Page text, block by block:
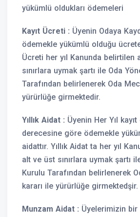
yükümlü oldukları ödemeleri
Kayıt Ücreti : Üyenin Odaya
ödemekle yükümlü olduğu
Ücreti her yıl Kanunda belirtilen
sınırlara uymak şartı ile Oda
Tarafından belirlenerek Oda
yürürlüğe girmektedir.
Yıllık Aidat : Üyenin Her Yıl
derecesine göre ödemekle
aidattır. Yıllık Aidat ta her yıl
alt ve üst sınırlara uymak şartı
Kurulu Tarafından belirlenerek
kararı ile yürürlüğe girmektedşir.
Munzam Aidat : Üyelerimizin bir